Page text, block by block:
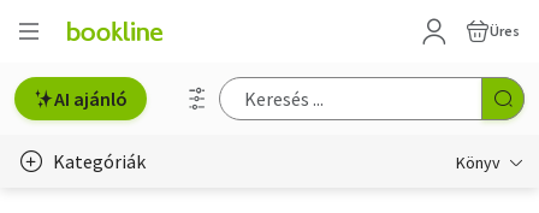
Üres
AI ajánló
Kategóriák Könyv